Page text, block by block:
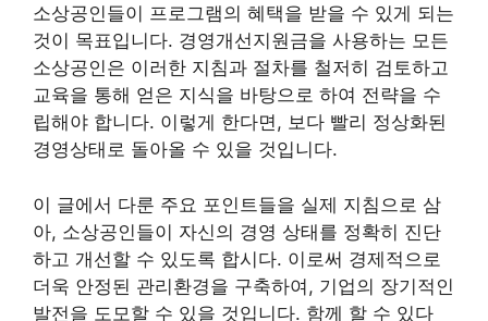
소상공인들이 프로그램의 혜택을 받을 수 있게 되는
것이 목표입니다. 경영개선지원금을 사용하는 모든
소상공인은 이러한 지침과 절차를 철저히 검토하고
교육을 통해 얻은 지식을 바탕으로 하여 전략을 수
립해야 합니다. 이렇게 한다면, 보다 빨리 정상화된
경영상태로 돌아올 수 있을 것입니다.
이 글에서 다룬 주요 포인트들을 실제 지침으로 삼
아, 소상공인들이 자신의 경영 상태를 정확히 진단
하고 개선할 수 있도록 합시다. 이로써 경제적으로
더욱 안정된 관리환경을 구축하여, 기업의 장기적인
발전을 도모할 수 있을 것입니다. 함께 할 수 있다